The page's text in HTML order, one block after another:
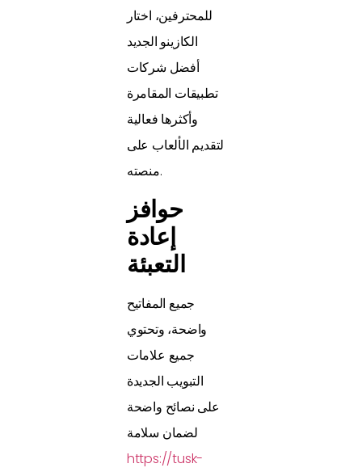
للمحترفين، اختار
الكازينو الجديد
أفضل شركات
تطبيقات المقامرة
وأكثرها فعالية
لتقديم الألعاب على
منصته.
حوافز
إعادة
التعبئة
جميع المفاتيح
واضحة، وتحتوي
جميع علامات
التبويب الجديدة
على نصائح واضحة
لضمان سلامة
https://tusk-